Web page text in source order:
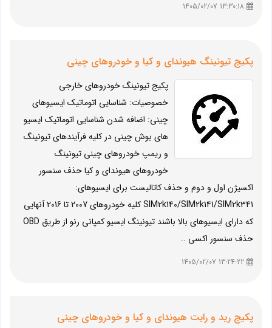
پکیج تیونینگ هیوندای و کیا و خودروهای چینی
پکیج تیونینگ خودروهای خارجی
خصوصیات: شناسایی اتوماتیک ایسیوهای
چینی: اضافه شدن شناسایی اتوماتیک ایسیو
های بوش چینی در کلیه فرآیندهای تیونینگ
و ریمپ خودروهای چینی تیونینگ
خودروهای هیوندای و کیا حذف سنسور
اکسیژن اول و دوم و حذف کاتالیست برای ایسیوهای:
SIM2k140/SIM2k141/SIM2k341 کلیه خودروهای 2007 تا 2016 آنهایی
که دارای ایسیوهای بالا باشند تیونینگ ایسیو کمپانی رنو از طریق OBD
حذف سنسور اکسی ..
پکیج رید و رایت هیوندای و کیا و خودروهای چینی